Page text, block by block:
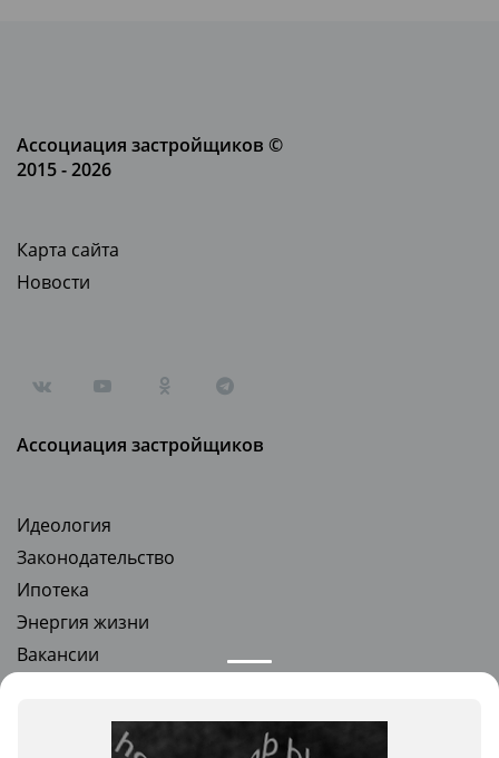
Ассоциация застройщиков ©
2015 - 2026
Карта сайта
Новости
Ассоциация застройщиков
Идеология
Законодательство
Ипотека
Энергия жизни
Вакансии